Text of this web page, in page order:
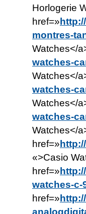
Horlogerie
href=»
montres-
Watches</
watches-
Watches</
watches-
Watches</
watches-
Watches</
href=»
«>Casio
href=»
watches-c-
href=»